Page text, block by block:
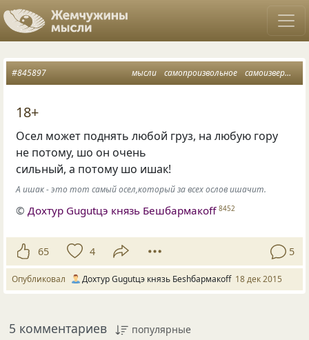
мысли самопроизвольное самоизвержение
#845897
18+
Осел может поднять любой груз, на любую гору
не потому, шо он очень
сильный, а потому шо ишак!
А ишак - это тот самый осел,который за всех ослов ишачит.
© Дохтур Gugutцэ князь Бешбармакоff 8452
65 4 5
Опубликовал Дохтур Gugutцэ князь Беshбармакоff 18 дек 2015
5 комментариев популярные